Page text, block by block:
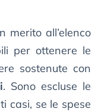
merito all’elenco
per ottenere le
sostenute con
. Sono escluse le
casi, se le spese